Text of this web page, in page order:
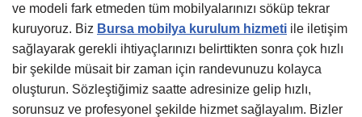
ve modeli fark etmeden tüm mobilyalarınızı söküp tekrar
kuruyoruz. Biz Bursa mobilya kurulum hizmeti ile iletişim
sağlayarak gerekli ihtiyaçlarınızı belirttikten sonra çok hızlı
bir şekilde müsait bir zaman için randevunuzu kolayca
oluşturun. Sözleştiğimiz saatte adresinize gelip hızlı,
sorunsuz ve profesyonel şekilde hizmet sağlayalım. Bizler